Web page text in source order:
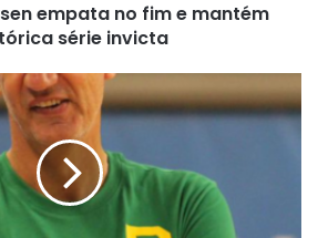
empata no fim e mantém
série invicta